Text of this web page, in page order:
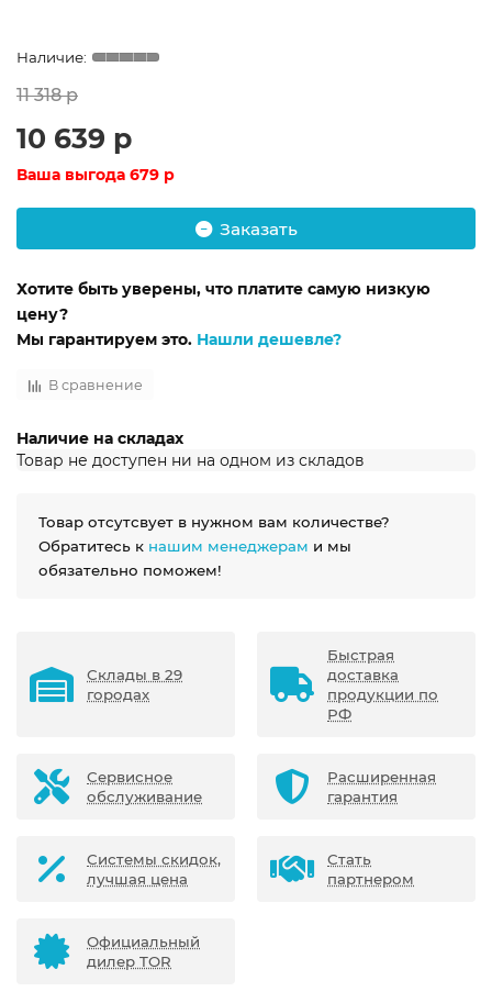
11 318 р
10 639 р
Ваша выгода 679 р
Заказать
Хотите быть уверены, что платите самую низкую
цену?
Мы гарантируем это. Нашли дешевле?
В сравнение
Наличие на складах
Товар не доступен ни на одном из складов
Товар отсутсвует в нужном вам количестве?
Обратитесь к нашим менеджерам и мы
обязательно поможем!
Склады в 29
городах
Быстрая
доставка
продукции по
РФ
Сервисное
обслуживание
Расширенная
гарантия
Системы скидок,
лучшая цена
Стать
партнером
Официальный
дилер TOR